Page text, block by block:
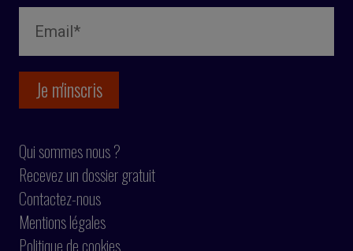
Qui sommes nous ?
Recevez un dossier gratuit
Contactez-nous
Mentions légales
Politique de cookies